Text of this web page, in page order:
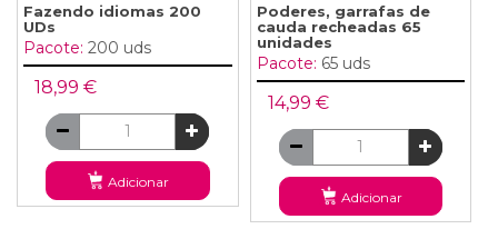
Fazendo idiomas 200
UDs
Pacote: 200 uds
18,99 €
Adicionar
Poderes, garrafas de
cauda recheadas 65
unidades
Pacote: 65 uds
14,99 €
Adicionar